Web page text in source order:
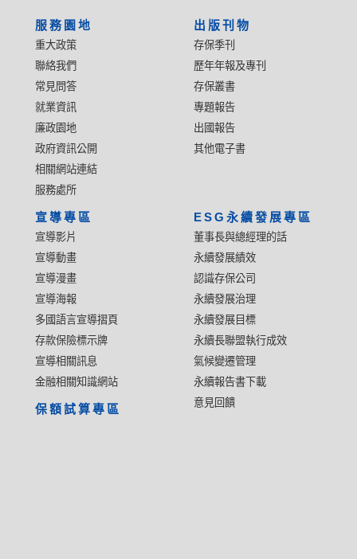
服務園地
重大政策
聯絡我們
常見問答
就業資訊
廉政園地
政府資訊公開
相關網站連結
服務處所
出版刊物
存保季刊
歷年年報及專刊
存保叢書
專題報告
出國報告
其他電子書
宣導專區
宣導影片
宣導動畫
宣導漫畫
宣導海報
多國語言宣導摺頁
存款保險標示牌
宣導相關訊息
金融相關知識網站
ESG永續發展專區
董事長與總經理的話
永續發展績效
認識存保公司
永續發展治理
永續發展目標
永續長聯盟執行成效
氣候變遷管理
永續報告書下載
意見回饋
保額試算專區